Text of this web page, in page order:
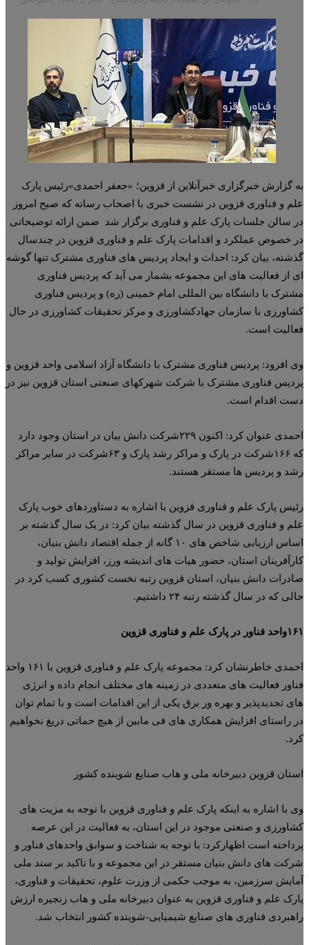
گزارش خبرگزاری خبرآنلاین از قزوین؛ «جعفر احمدی»رئیس پارک
و فناوری قزوین در نشست خبری با اصحاب رسانه که صبح امروز
سالن جلسات پارک علم و فناوری برگزار شد ضمن ارائه توضیحاتی
خصوص عملکرد و اقدامات پارک علم و فناوری قزوین در چندسال
بیان کرد: احداث و ایجاد پردیس های فناوری مشترک تنها گوشه
از فعالیت های این مجموعه بشمار می آید که پردیس فناوری
با دانشگاه بین المللی امام خمینی (ره) و پردیس فناوری
با سازمان جهادکشاورزی و مرکز تحقیقات کشاورزی در حال
است.
افزود: پردیس فناوری مشترک با دانشگاه آزاد اسلامی واحد قزوین و
فناوری مشترک با شرکت شهرکهای صنعتی استان قزوین نیز در
اقدام است.
احمدی عنوان کرد: اکنون ۲۲۹شرکت دانش بیان در استان وجود دارد
که ۱۶۶شرکت در پارک و مراکز رشد پارک و ۶۳شرکت در سایر مراکز
و پردیس ها مستقر هستند.
پارک علم و فناوری قزوین با اشاره به دستاوردهای خوب پارک
و فناوری قزوین در سال گذشته بیان کرد: در یک سال گذشته بر
اساس ارزیابی شاخص های ۱۰ گانه از جمله اقتصاد دانش بنیان،
استان، حضور هیات های اندیشه ورز، افزایش تولید و
دانش بنیان، استان قزوین رتبه نخست کشوری کسب کرد در
که در سال گذشته رتبه ۲۴ داشتیم.
علم و فناوری قزوین
احمدی خاطرنشان کرد: مجموعه پارک علم و فناوری قزوین با ۱۶۱ واحد
فعالیت های متعددی در زمینه های مختلف انجام داده و انرژی
تجدیدپذیر و بهره ور برق یکی از این اقدامات است و با تمام توان
راستای افزایش همکاری های فی مابین از هیچ حماتی دریغ نخواهیم
قزوین دبیرخانه ملی و هاب صنایع شوینده کشور
با اشاره به اینکه پارک علم و فناوری قزوین با توجه به مزیت های
و صنعتی موجود در این استان، به فعالیت در این عرصه
است اظهارکرد: با توجه به شناخت و سوابق واحدهای فناور و
های دانش بنیان مستقر در این مجموعه و با تاکید بر سند ملی
سرزمین، به موجب حکمی از وزرت علوم، تحقیقات و فناوری،
علم و فناوری قزوین به عنوان دبیرخانه ملی و هاب زنجیره ارزش
فناوری های صنایع شیمیایی-شوینده کشور انتخاب شد.